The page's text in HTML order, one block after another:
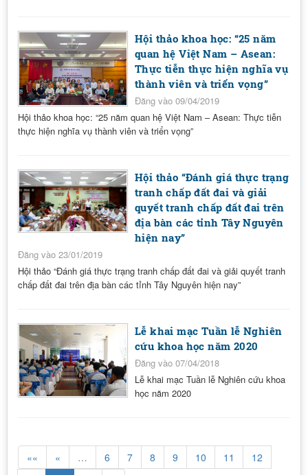
Hội thảo khoa học: “25 năm
quan hệ Việt Nam – Asean:
Thực tiễn thực hiện nghĩa vụ
thành viên và triển vọng”
Đăng vào 09/04/2019
Hội thảo khoa học: “25 năm quan hệ Việt Nam – Asean: Thực tiễn
thực hiện nghĩa vụ thành viên và triển vọng”
Hội thảo “Đánh giá thực trạng
tranh chấp đất đai và giải
quyết tranh chấp đất đai trên
địa bàn các tỉnh Tây Nguyên
hiện nay”
Đăng vào 23/01/2019
Hội thảo “Đánh giá thực trạng tranh chấp đất đai và giải quyết tranh
chấp đất đai trên địa bàn các tỉnh Tây Nguyên hiện nay”
Lễ khai mạc Tuần lễ Nghiên
cứu khoa học năm 2020
Đăng vào 07/04/2018
Lễ khai mạc Tuần lễ Nghiên cứu khoa
học năm 2020
«« « … 6 7 8 9 10 11
12